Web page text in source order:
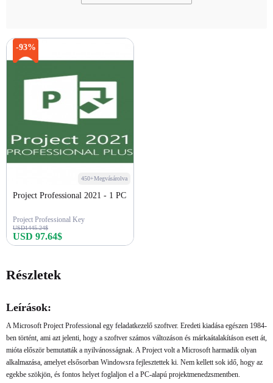
-93%
450+Megvásárolva
Project Professional 2021 - 1 PC
Project Professional Key
USD1445.24$
USD 97.64$
Részletek
Leírások:
A Microsoft Project Professional egy feladatkezelő szoftver. Eredeti kiadása egészen 1984-
ben történt, ami azt jelenti, hogy a szoftver számos változáson és márkaátalakításon esett át,
mióta először bemutatták a nyilvánosságnak. A Project volt a Microsoft harmadik olyan
alkalmazása, amelyet elsősorban Windowsra fejlesztettek ki. Nem kellett sok idő, hogy az
egekbe szökjön, és fontos helyet foglaljon el a PC-alapú projektmenedzsmentben.